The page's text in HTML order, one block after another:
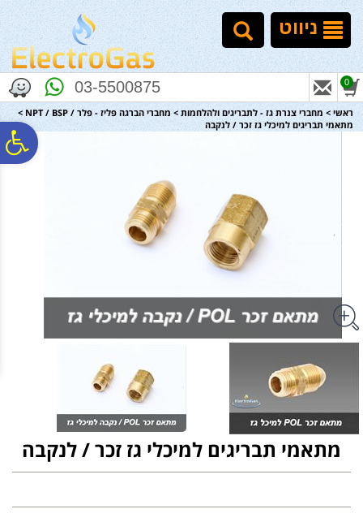
נגישות
אתר
המרכזי
ניווט
03-5500875 0
ראשי > מחברי צנרת גז - לתבריגים ולהלחמות > מחברי הברגה פליז - פלר / NPT / BSP
>
מתאמי תבריגים למיכלי גז זכר / לנקבה
מתאמי תבריגים למיכלי גז זכר / לנקבה